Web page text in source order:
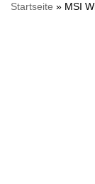
Startseite » MSI